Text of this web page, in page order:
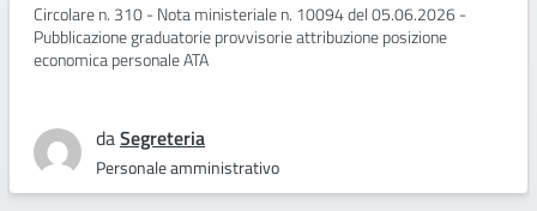
Circolare n. 310 - Nota ministeriale n. 10094 del 05.06.2026 -
Pubblicazione graduatorie provvisorie attribuzione posizione
economica personale ATA
daSegreteria
Personale amministrativo